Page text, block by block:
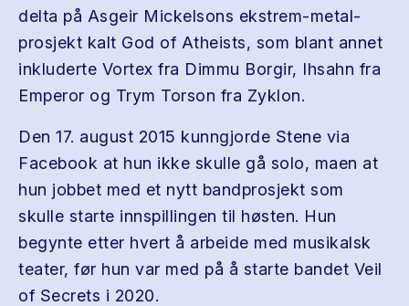
delta på Asgeir Mickelsons ekstrem-metal-
prosjekt kalt God of Atheists, som blant annet
inkluderte Vortex fra Dimmu Borgir, Ihsahn fra
Emperor og Trym Torson fra Zyklon.
Den 17. august 2015 kunngjorde Stene via
Facebook at hun ikke skulle gå solo, maen at
hun jobbet med et nytt bandprosjekt som
skulle starte innspillingen til høsten. Hun
begynte etter hvert å arbeide med musikalsk
teater, før hun var med på å starte bandet Veil
of Secrets i 2020.